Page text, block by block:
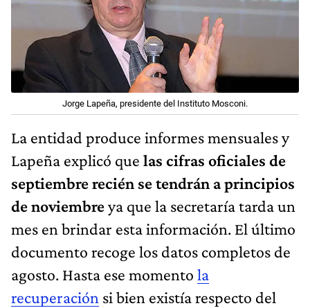
Jorge Lapeña, presidente del Instituto Mosconi.
La entidad produce informes mensuales y
Lapeña explicó que las cifras oficiales de
septiembre recién se tendrán a principios
de noviembreya que la secretaría tarda un
mes en brindar esta información. El último
documento recoge los datos completos de
agosto. Hasta ese momento la
recuperación si bien existía respecto del